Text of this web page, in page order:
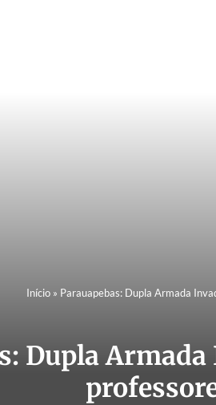
Início » Parauapebas: Dupla Armada
Dupla